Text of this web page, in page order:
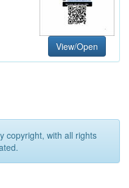
View/Open
copyright, with all rights